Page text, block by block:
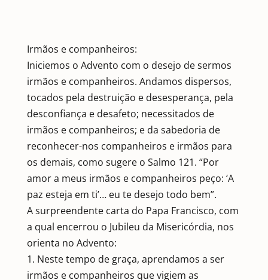
Irmãos e companheiros:
Iniciemos o Advento com o desejo de sermos
irmãos e companheiros. Andamos dispersos,
tocados pela destruição e desesperança, pela
desconfiança e desafeto; necessitados de
irmãos e companheiros; e da sabedoria de
reconhecer-nos companheiros e irmãos para
os demais, como sugere o Salmo 121. “Por
amor a meus irmãos e companheiros peço: ‘A
paz esteja em ti’… eu te desejo todo bem”.
A surpreendente carta do Papa Francisco, com
a qual encerrou o Jubileu da Misericórdia, nos
orienta no Advento:
1. Neste tempo de graça, aprendamos a ser
irmãos e companheiros que vigiem as